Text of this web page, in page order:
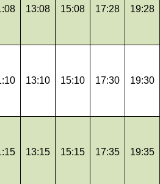
13:08 15:08 17:28 19:28
13:10 15:10 17:30 19:30
13:15 15:15 17:35 19:35